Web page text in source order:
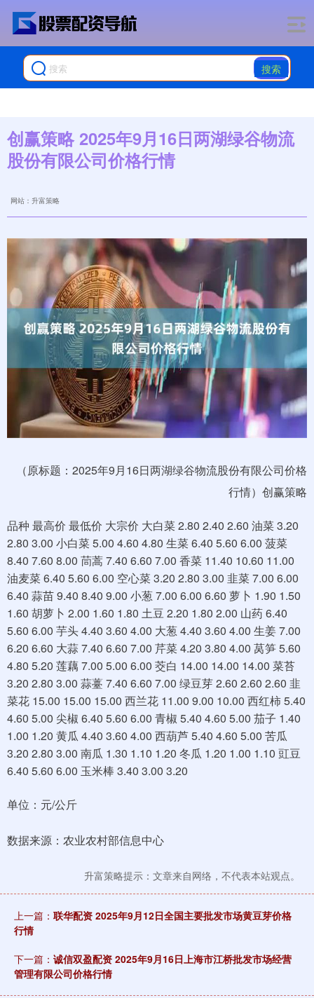
搜索
创赢策略 2025年9月16日两湖绿谷物流
股份有限公司价格行情
网站：升富策略
（原标题：2025年9月16日两湖绿谷物流股份有限公司价格
行情）创赢策略
品种 最高价 最低价 大宗价 大白菜 2.80 2.40 2.60 油菜 3.20
2.80 3.00 小白菜 5.00 4.60 4.80 生菜 6.40 5.60 6.00 菠菜
8.40 7.60 8.00 茼蒿 7.40 6.60 7.00 香菜 11.40 10.60 11.00
油麦菜 6.40 5.60 6.00 空心菜 3.20 2.80 3.00 韭菜 7.00 6.00
6.40 蒜苗 9.40 8.40 9.00 小葱 7.00 6.00 6.60 萝卜 1.90 1.50
1.60 胡萝卜 2.00 1.60 1.80 土豆 2.20 1.80 2.00 山药 6.40
5.60 6.00 芋头 4.40 3.60 4.00 大葱 4.40 3.60 4.00 生姜 7.00
6.20 6.60 大蒜 7.40 6.60 7.00 芹菜 4.20 3.80 4.00 莴笋 5.60
4.80 5.20 莲藕 7.00 5.00 6.00 茭白 14.00 14.00 14.00 菜苔
3.20 2.80 3.00 蒜薹 7.40 6.60 7.00 绿豆芽 2.60 2.60 2.60 韭
菜花 15.00 15.00 15.00 西兰花 11.00 9.00 10.00 西红柿 5.40
4.60 5.00 尖椒 6.40 5.60 6.00 青椒 5.40 4.60 5.00 茄子 1.40
1.00 1.20 黄瓜 4.40 3.60 4.00 西葫芦 5.40 4.60 5.00 苦瓜
3.20 2.80 3.00 南瓜 1.30 1.10 1.20 冬瓜 1.20 1.00 1.10 豇豆
6.40 5.60 6.00 玉米棒 3.40 3.00 3.20
单位：元/公斤
数据来源：农业农村部信息中心
升富策略提示：文章来自网络，不代表本站观点。
上一篇： 联华配资 2025年9月12日全国主要批发市场黄豆芽价格
行情
下一篇： 诚信双盈配资 2025年9月16日上海市江桥批发市场经营
管理有限公司价格行情